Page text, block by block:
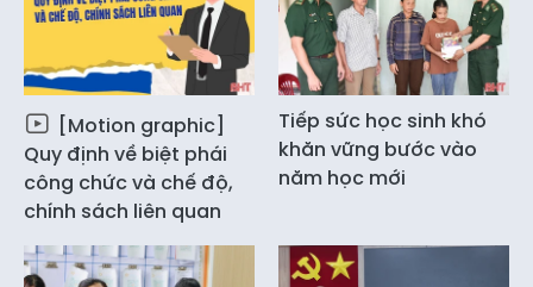
[Motion graphic]
Quy định về biệt phái
công chức và chế độ,
chính sách liên quan
Tiếp sức học sinh khó
khăn vững bước vào
năm học mới